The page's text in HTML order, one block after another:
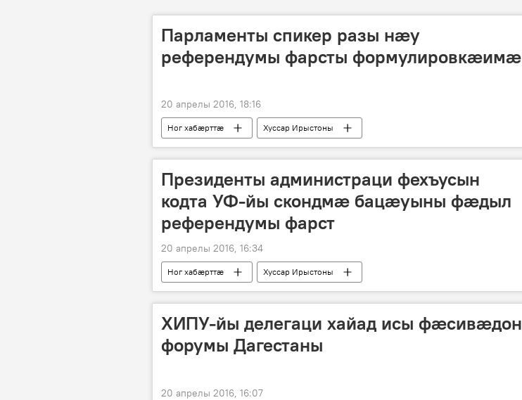
Парламенты спикер разы нæу
референдумы фарсты формулировкæимæ
20 апрелы 2016, 18:16
Ног хабӕрттӕ Хуссар Ирыстоны
Президенты администраци фехъусын
кодта УФ-йы скондмæ бацæуыны фæдыл
референдумы фарст
20 апрелы 2016, 16:34
Ног хабӕрттӕ Хуссар Ирыстоны
ХИПУ-йы делегаци хайад исы фæсивæдон
форумы Дагестаны
20 апрелы 2016, 16:07